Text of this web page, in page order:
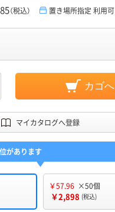
（税込） 置き場所指定 利用可
カゴへ
マイカタログへ登録
があります
￥57.96 ×50個
￥2,898 (税込)